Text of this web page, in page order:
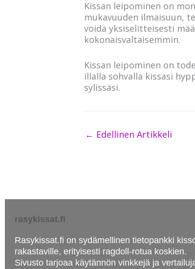
Kissan leipominen on
mukavuuden ilmaisuun,
voida yksiselitteisesti
kokonaisvaltaisemmin.
Kissan leipominen on
illalla sohvalla kissasi
sylissäsi.
← Edellinen Artikkeli
rasykissat.fi
Rasykissat.fi on sydämellinen tietopankki
rakastaville, erityisesti ragdoll-rotua koskien.
Sivusto tarjoaa käytännön vinkkejä ja